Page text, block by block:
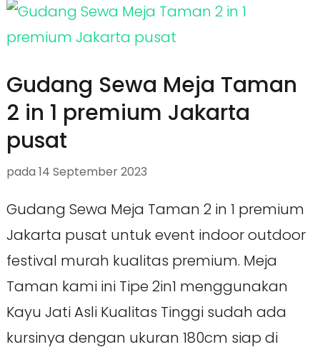
Gudang Sewa Meja Taman
2 in 1 premium Jakarta
pusat
pada 14 September 2023
Gudang Sewa Meja Taman 2 in 1 premium
Jakarta pusat untuk event indoor outdoor
festival murah kualitas premium. Meja
Taman kami ini Tipe 2in1 menggunakan
Kayu Jati Asli Kualitas Tinggi sudah ada
kursinya dengan ukuran 180cm siap di